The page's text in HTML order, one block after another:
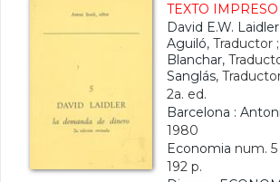
TEXTO IMPRESO
David E.W. Laidler
Aguiló, Traductor ;
Blanchar,
Sanglás,
2a. ed.
Barcelona :
1980
Economia num. 5
192 p.